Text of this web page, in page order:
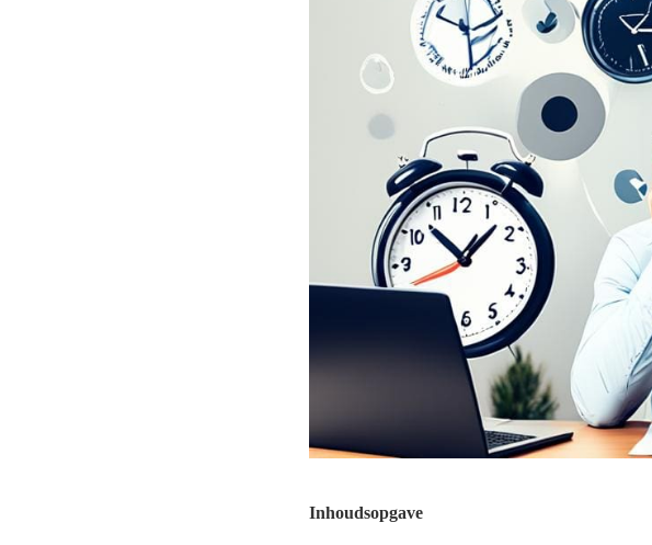
Inhoudsopgave